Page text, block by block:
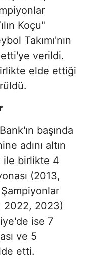
Koçu"
Takımı'nın
verildi.
elde ettiği
başında
adını altın
ile birlikte 4
(2013,
2022, 2023)
ise 7
ve 5
etti.